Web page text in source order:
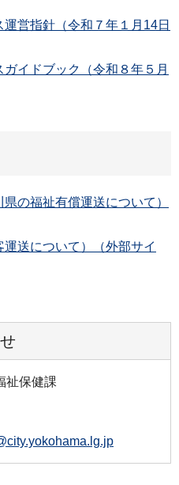
営指針（令和７年１月14日
イドブック（令和８年５月
の福祉有償運送について）
送について）（外部サイ
祉保健課